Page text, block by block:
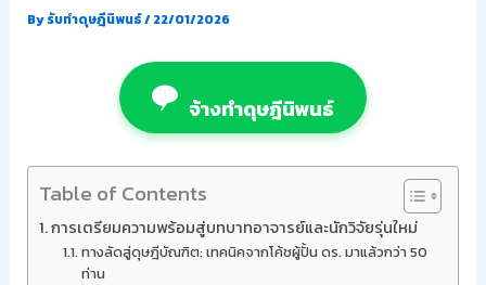
Byรับทำดุษฎีนิพนธ์/22/01/2026
จ้างทำดุษฎีนิพนธ์
Table of Contents
การเตรียมความพร้อมสู่บทบาทอาจารย์และนักวิจัยรุ่นใหม่
ทางลัดสู่ดุษฎีบัณฑิต: เทคนิคจากโค้ชผู้ปั้น ดร. มาแล้วกว่า 50
ท่าน